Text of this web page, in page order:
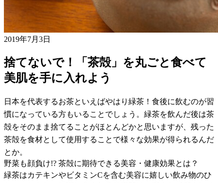
2019年7月3日
捨てないで！「茶殻」を丸ごと食べて
美肌を手に入れよう
日本を代表するお茶といえばやはり緑茶！食後に飲むのが習
慣になっている方もいることでしょう。緑茶を飲んだ後は茶
殻をそのまま捨てることがほとんどかと思いますが、残った
茶殻を食材として使用することで様々な効果が得られるんだ
とか。
野菜も顔負け!? 茶殻に期待できる美容・健康効果とは？
緑茶はカテキンやビタミンCを含む美容に嬉しい飲み物のひ